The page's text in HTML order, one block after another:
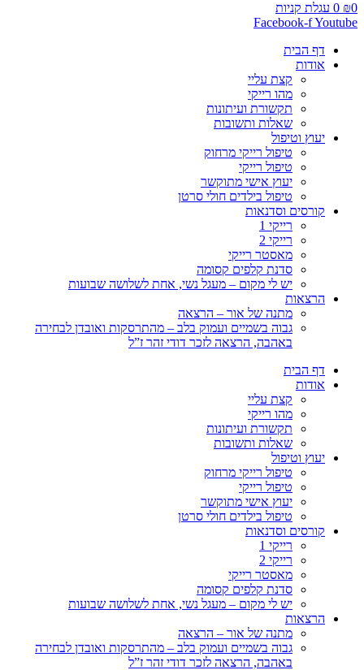
₪0
0 עגלת קניות
Facebook-fYoutube
דף הבית
אודות
קצת עליי
מהו רייקי
תקשורת ועיתונות
שאלות ותשובות
יעוץ וטיפול
טיפול רייקי מרחוק
טיפול רייקי
יעוץ אישי מתוקשר
טיפול בילדים חולי סרטן
קורסים וסדנאות
רייקי 1
רייקי 2
מאסטר רייקי
סדנת קלפים קסומה
יש לי מקום – מעגל נשי, אחת לשלושה שבועות
הרצאות
מתנה של אור – הרצאה
גבוה בשמיים ועמוק בלב – מהתרסקות ואובדן לבחירה
באהבה, הרצאה לזכר דודי זהר ז”ל
דף הבית
אודות
קצת עליי
מהו רייקי
תקשורת ועיתונות
שאלות ותשובות
יעוץ וטיפול
טיפול רייקי מרחוק
טיפול רייקי
יעוץ אישי מתוקשר
טיפול בילדים חולי סרטן
קורסים וסדנאות
רייקי 1
רייקי 2
מאסטר רייקי
סדנת קלפים קסומה
יש לי מקום – מעגל נשי, אחת לשלושה שבועות
הרצאות
מתנה של אור – הרצאה
גבוה בשמיים ועמוק בלב – מהתרסקות ואובדן לבחירה
באהבה, הרצאה לזכר דודי זהר ז”ל